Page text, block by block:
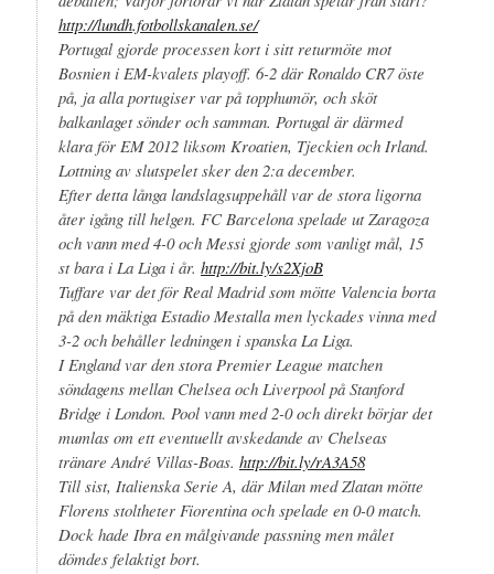
http://lundh.fotbollskanalen.se/
Portugal gjorde processen kort i sitt returmöte mot
Bosnien i EM-kvalets playoff. 6-2 där Ronaldo CR7 öste
på, ja alla portugiser var på topphumör, och sköt
balkanlaget sönder och samman. Portugal är därmed
klara för EM 2012 liksom Kroatien, Tjeckien och Irland.
Lottning av slutspelet sker den 2:a december.
Efter detta långa landslagsuppehåll var de stora ligorna
åter igång till helgen. FC Barcelona spelade ut Zaragoza
och vann med 4-0 och Messi gjorde som vanligt mål, 15
st bara i La Liga i år. http://bit.ly/s2XjoB
Tuffare var det för Real Madrid som mötte Valencia borta
på den mäktiga Estadio Mestalla men lyckades vinna med
3-2 och behåller ledningen i spanska La Liga.
I England var den stora Premier League matchen
söndagens mellan Chelsea och Liverpool på Stanford
Bridge i London. Pool vann med 2-0 och direkt börjar det
mumlas om ett eventuellt avskedande av Chelseas
tränare André Villas-Boas. http://bit.ly/rA3A58
Till sist, Italienska Serie A, där Milan med Zlatan mötte
Florens stoltheter Fiorentina och spelade en 0-0 match.
Dock hade Ibra en målgivande passning men målet
dömdes felaktigt bort.